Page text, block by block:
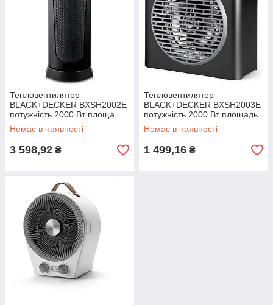
Тепловентилятор
BLACK+DECKER BXSH2002E
потужність 2000 Вт площа
обігріву 20 м2 кераміческий
нагревательний елемент 2
Немає в наявності
3 598,92 ₴
Тепловентилятор
BLACK+DECKER BXSH2003E
потужність 2000 Вт площадь
обогрева 15 м2 вес 1.01 кг
уровень шума 55 дБ
Немає в наявності
1 499,16 ₴